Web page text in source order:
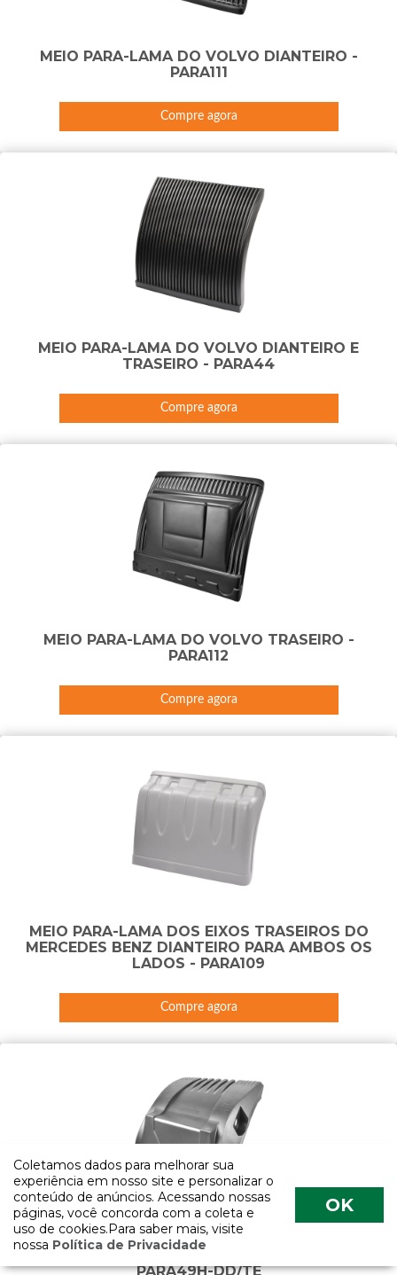
MEIO PARA-LAMA DO VOLVO DIANTEIRO -
PARA111
Compre agora
MEIO PARA-LAMA DO VOLVO DIANTEIRO E
TRASEIRO - PARA44
Compre agora
MEIO PARA-LAMA DO VOLVO TRASEIRO -
PARA112
Compre agora
MEIO PARA-LAMA DOS EIXOS TRASEIROS DO
MERCEDES BENZ DIANTEIRO PARA AMBOS OS
LADOS - PARA109
Compre agora
MEIO PARA-LAMA INJETADO DA RANDON
DIANTEIRO DIREITO E TRASEIRO ESQUERDO -
PARA49H-DD/TE
Coletamos dados para melhorar sua
experiência em nosso site e personalizar o
conteúdo de anúncios. Acessando nossas
páginas, você concorda com a coleta e
uso de cookies.Para saber mais, visite
nossa Política de Privacidade
OK